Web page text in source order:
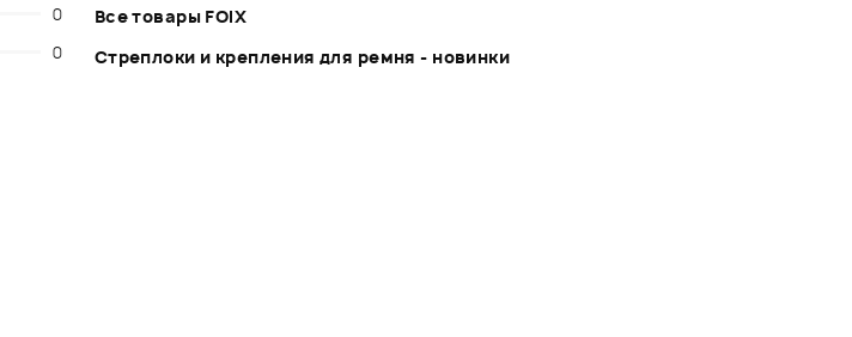
0
0
Все товары FOIX
Стреплоки и крепления для ремня - новинки